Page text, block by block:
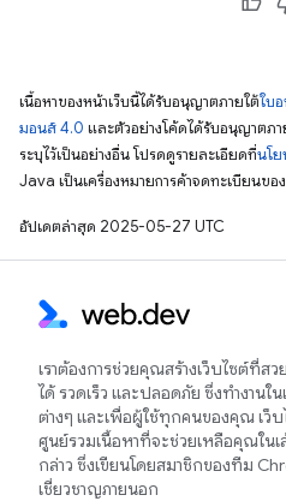
เนื้อหาของหน้าเว็บนี้ได้รับอนุญาตภายใต้ใบ
มอนส์ 4.0 และตัวอย่างโค้ดได้รับอนุญาตภา
ระบุไว้เป็นอย่างอื่น โปรดดูรายละเอียดที่นโ
Java เป็นเครื่องหมายการค้าจดทะเบียนข
อัปเดตล่าสุด 2025-05-27 UTC
เราต้องการช่วยคุณสร้างเว็บไซต์ที่สว
ได้ รวดเร็ว และปลอดภัย ซึ่งทำงานใน
ต่างๆ และเพื่อผู้ใช้ทุกคนของคุณ เว็
ศูนย์รวมเนื้อหาที่จะช่วยเหลือคุณในเ
กล่าว ซึ่งเขียนโดยสมาชิกของทีม
เชี่ยวชาญภายนอก